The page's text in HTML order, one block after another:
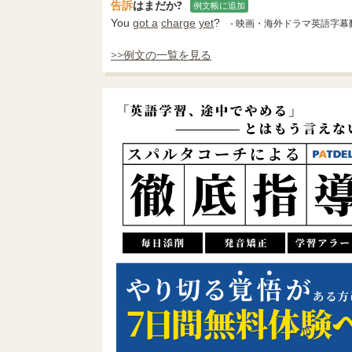
告訴はまだか? 例文帳に追加
You got a charge yet? - 映画・海外ドラマ英語字幕
>>例文の一覧を見る